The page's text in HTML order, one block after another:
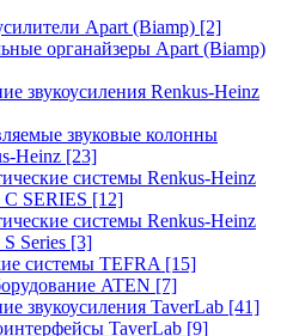
Apart (Biamp) [2]
органайзеры Apart (Biamp)
звукоусиления Renkus-Heinz
звуковые колонны
Heinz [23]
системы Renkus-Heinz
C SERIES [12]
системы Renkus-Heinz
Series [3]
системы TEFRA [15]
ATEN [7]
звукоусиления TaverLab [41]
TaverLab [9]